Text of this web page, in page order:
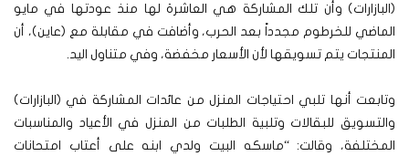
(البازارات) وأن تلك المشاركة هي العاشرة لها منذ عودتها في مايو
الماضي للخرطوم مجدداً بعد الحرب، وأضافت في مقابلة مع (عاين)، أن
المنتجات يتم تسويقها لأن الأسعار مخفضة، وفي متناول اليد.
وتابعت أنها تلبي احتياجات المنزل من عائدات المشاركة في (البازارات)
والتسويق للبقالات وتلبية الطلبات من المنزل في الأعياد والمناسبات
المختلفة، وقالت: “ماسكه البيت ولدي ابنه على أعتاب امتحانات